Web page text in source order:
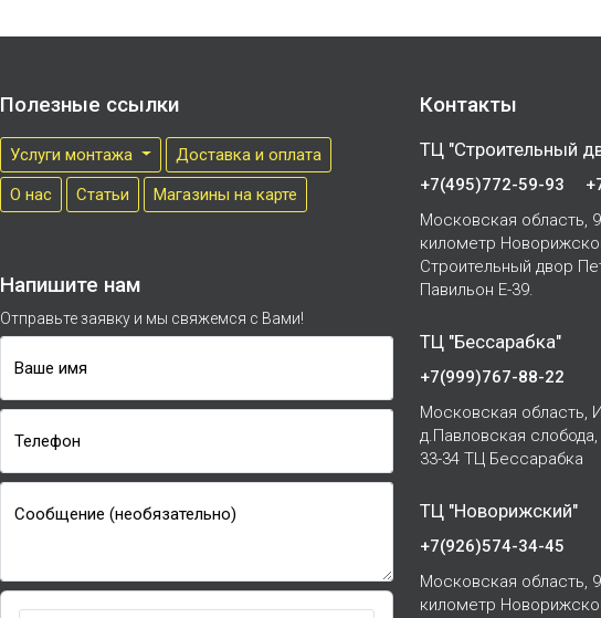
Полезные ссылки
Услуги монтажа
Доставка и оплата
О нас
Cтатьи Магазины на карте
Напишите нам
Отправьте заявку и мы свяжемся с Вами!
Ваше имя
Телефон
Сообщение (необязательно)
Контакты
ТЦ "Строительный
+7(495)772-59-93
Московская область,
километр
Строительный двор
Павильон Е-39.
ТЦ "Бессарабка"
+7(999)767-88-22
Московская область,
д.Павловская
33-34 ТЦ Бессарабка
ТЦ "Новорижский"
+7(926)574-34-45
Московская область,
километр